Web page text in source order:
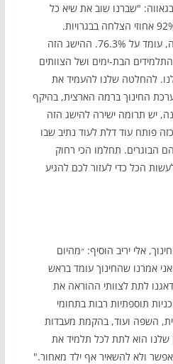
"שברנו שוב את שיא כל
הזמנים והבאנו את בת-ים ל-92% אחוזי הצלחה בבגרויות.
הממוצע הארצי, לשם השוואה, עומד על 76.3%. ההישג הזה
הבת-ימים ושל הצוותים
להחלטה שלנו להעמיד את
החינוך ברמה הארצית, בהיקף
יש תרומה ישירה להישג הזה
פותח עוד דלת לעוד נתיב שבו
הבוגרים. תחלמו הכי רחוק
הכל כדי לעזור לכם להגיע
אלי יריב הוסיף: ״מהיום
אמרנו שהחינוך עומד בראש
דאגנו לתת לצוותי ההוראה את
תוספתיות רבות בתחומי
השפה ועוד, בהקמת מעבדות
שלנו הוא לתת לכל תלמיד את
ולא להשאיר אף ילד מאחור."